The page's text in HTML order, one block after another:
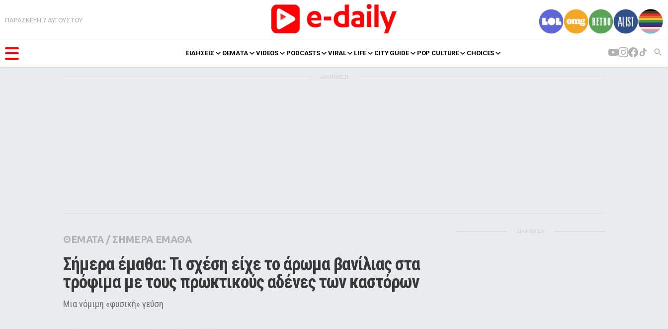
ΠΑΡΑΣΚΕΥΗ 7 ΑΥΓΟΥΣΤΟΥ
ΕΙΔΗΣΕΙΣ ΘΕΜΑΤΑ VIDEOS PODCASTS VIRAL LIFE CITY GUIDE POP CULTURE CHOICES
Pop Culture
Agenda
ΔΙΑΦΗΜΙΣΗ
ΘΕΜΑΤΑ/ ΣΗΜΕΡΑ ΕΜΑΘΑ
Σήμερα έμαθα: Τι σχέση είχε το άρωμα βανίλιας στα
τρόφιμα με τους πρωκτικούς αδένες των καστόρων
Μια νόμιμη «φυσική» γεύση
ΔΙΑΦΗΜΙΣΗ